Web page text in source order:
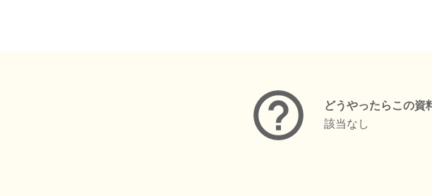
どうやったらこの資
該当なし